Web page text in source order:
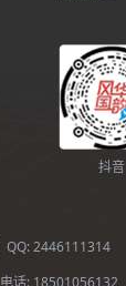
抖音
QQ: 2446111314
电话: 18501056132